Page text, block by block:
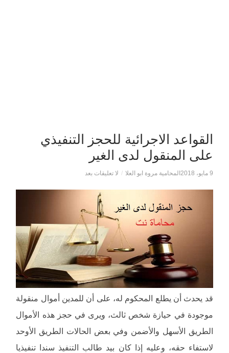
القواعد الاجرائية للحجز التنفيذي
على المنقول لدى الغير
9 مايو، 2018 المحامية مروة ابو العلا / لا تعليقات بعد
قد يحدث أن يطلع المحكوم له، على أن للمدين أموال منقولة
موجودة في حيازة شخص ثالث، ويرى في حجز هذه الأموال
الطريق الأسهل والأضمن وفي بعض الحالات الطريق الأوحد
لاستفاء حقه، وعليه إذا كان بيد طالب التنفيذ سندا تنفيذيا